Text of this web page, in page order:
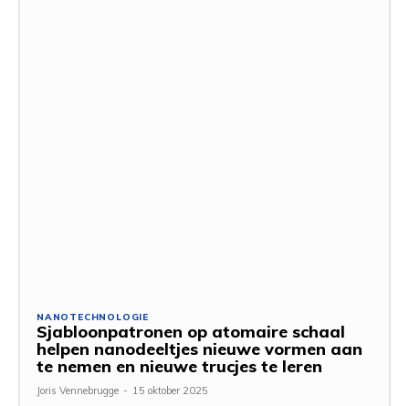
NANOTECHNOLOGIE
Sjabloonpatronen op atomaire schaal
helpen nanodeeltjes nieuwe vormen aan
te nemen en nieuwe trucjes te leren
Joris Vennebrugge - 15 oktober 2025